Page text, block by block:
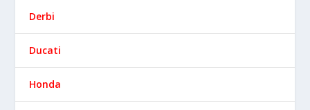
Derbi
Ducati
Honda